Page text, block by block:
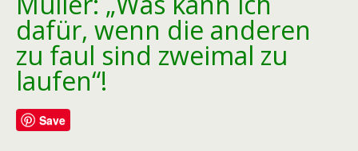
dafür, wenn die anderen
zu faul sind zweimal zu
laufen“!
Save